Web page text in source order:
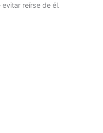
reírse de él.